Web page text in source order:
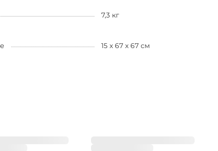
7,3 кг
15 x 67 x 67 см